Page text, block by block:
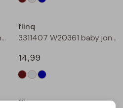
3311407 W20361 baby jongens sweater Roest
flinq
3311407 W20361 baby jongens sweater Petrol
14,99
flinq